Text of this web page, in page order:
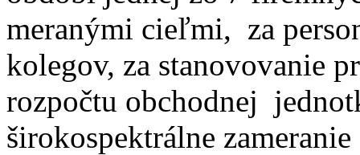
meranými cieľmi, za
kolegov, za stanovovanie
rozpočtu obchodnej
širokospektrálne